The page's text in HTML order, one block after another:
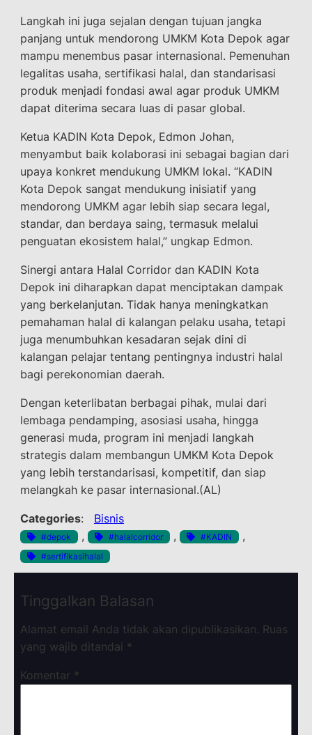
Langkah ini juga sejalan dengan tujuan jangka
panjang untuk mendorong UMKM Kota Depok agar
mampu menembus pasar internasional. Pemenuhan
legalitas usaha, sertifikasi halal, dan standarisasi
produk menjadi fondasi awal agar produk UMKM
dapat diterima secara luas di pasar global.
Ketua KADIN Kota Depok, Edmon Johan,
menyambut baik kolaborasi ini sebagai bagian dari
upaya konkret mendukung UMKM lokal. “KADIN
Kota Depok sangat mendukung inisiatif yang
mendorong UMKM agar lebih siap secara legal,
standar, dan berdaya saing, termasuk melalui
penguatan ekosistem halal,” ungkap Edmon.
Sinergi antara Halal Corridor dan KADIN Kota
Depok ini diharapkan dapat menciptakan dampak
yang berkelanjutan. Tidak hanya meningkatkan
pemahaman halal di kalangan pelaku usaha, tetapi
juga menumbuhkan kesadaran sejak dini di
kalangan pelajar tentang pentingnya industri halal
bagi perekonomian daerah.
Dengan keterlibatan berbagai pihak, mulai dari
lembaga pendamping, asosiasi usaha, hingga
generasi muda, program ini menjadi langkah
strategis dalam membangun UMKM Kota Depok
yang lebih terstandarisasi, kompetitif, dan siap
melangkah ke pasar internasional.(AL)
Categories: Bisnis
#depok , #halalcorridor , #KADIN ,
#sertifikasihalal
Tinggalkan Balasan
Alamat email Anda tidak akan dipublikasikan. Ruas
yang wajib ditandai *
Komentar *